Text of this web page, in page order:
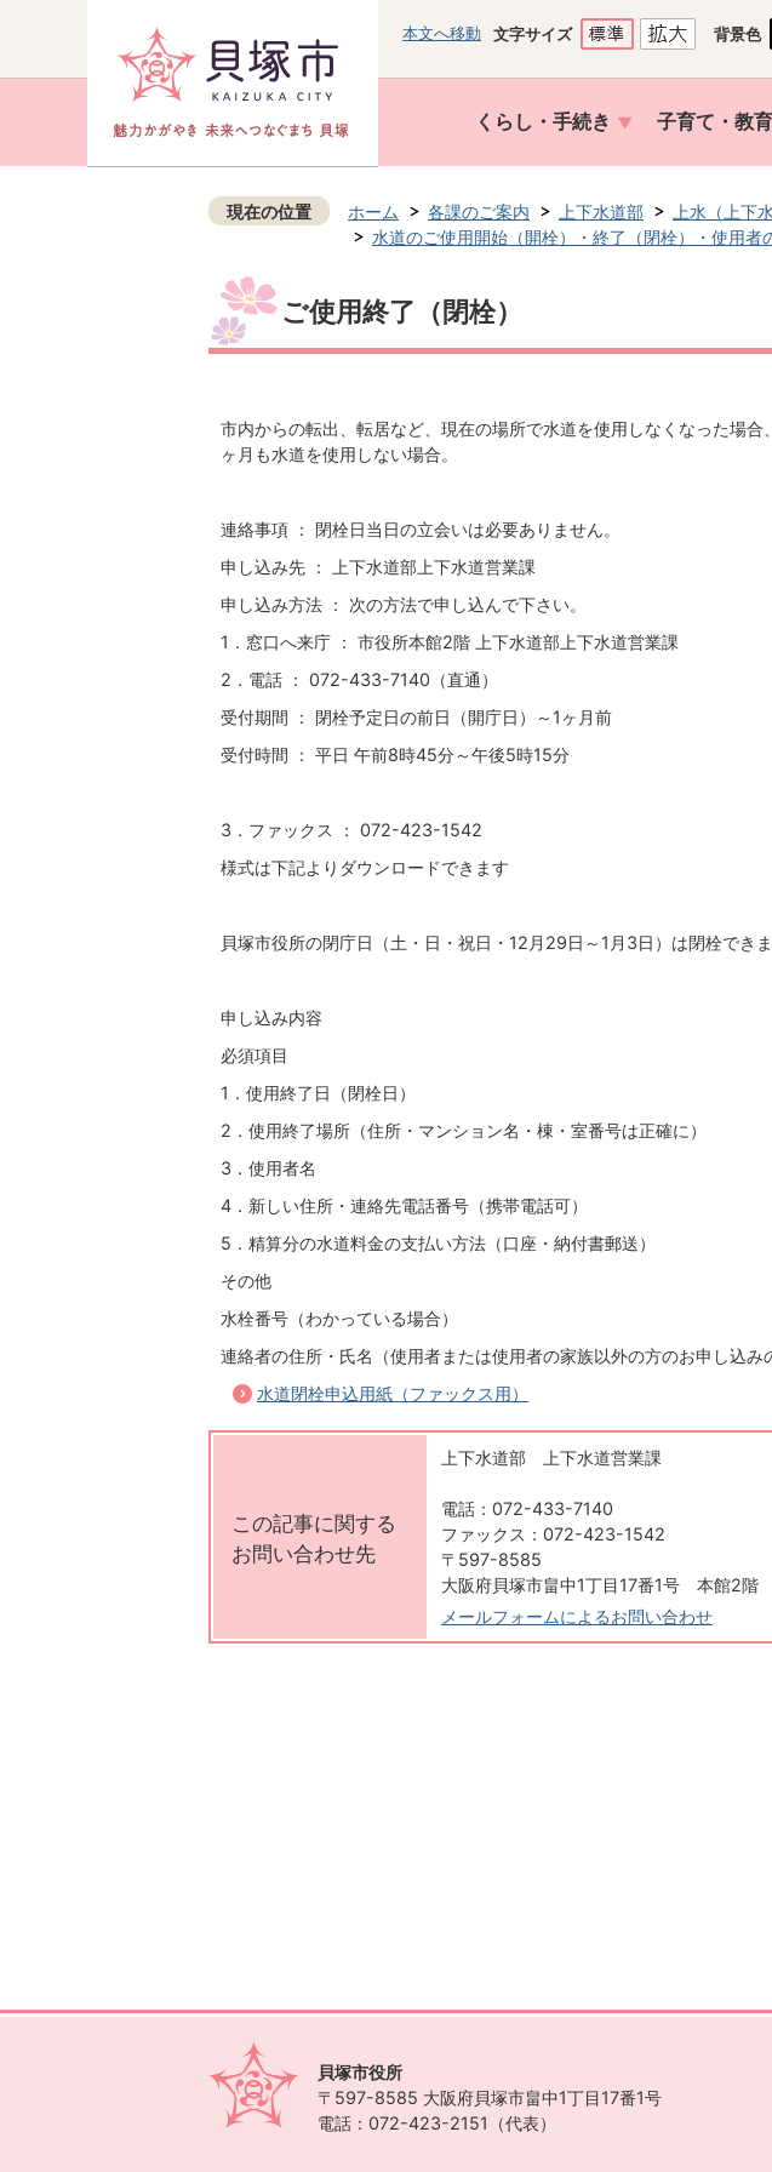
本文へ移動 文字サイズ 背景色
くらし・手続き 子育て・教育
現在の位置 ホーム 各課のご案内 上下水道部 上水（上下
水道のご使用開始（開栓）・終了（閉栓）・使用者
ご使用終了（閉栓）
市内からの転出、転居など、現在の場所で水道を使用しなくなった場
ヶ月も水道を使用しない場合。
連絡事項 ： 閉栓日当日の立会いは必要ありません。
申し込み先 ： 上下水道部上下水道営業課
申し込み方法 ： 次の方法で申し込んで下さい。
1．窓口へ来庁 ： 市役所本館2階 上下水道部上下水道営業課
2．電話 ： 072-433-7140（直通）
受付期間 ： 閉栓予定日の前日（開庁日）～1ヶ月前
受付時間 ： 平日 午前8時45分～午後5時15分
3．ファックス ： 072-423-1542
様式は下記よりダウンロードできます
貝塚市役所の閉庁日（土・日・祝日・12月29日～1月3日）は閉栓できま
申し込み内容
必須項目
1．使用終了日（閉栓日）
2．使用終了場所（住所・マンション名・棟・室番号は正確に）
3．使用者名
4．新しい住所・連絡先電話番号（携帯電話可）
5．精算分の水道料金の支払い方法（口座・納付書郵送）
その他
水栓番号（わかっている場合）
連絡者の住所・氏名（使用者または使用者の家族以外の方のお申し込み
水道閉栓申込用紙（ファックス用）
この記事に関する
お問い合わせ先
上下水道部 上下水道営業課
電話：072-433-7140
ファックス：072-423-1542
〒597-8585
大阪府貝塚市畠中1丁目17番1号 本館2階
メールフォームによるお問い合わせ
貝塚市役所
〒597-8585 大阪府貝塚市畠中1丁目17番1号
電話：072-423-2151（代表）